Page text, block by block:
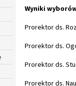
Wyniki
Prorektor ds.
Prorektor ds.
Prorektor ds.
Prorektor ds.